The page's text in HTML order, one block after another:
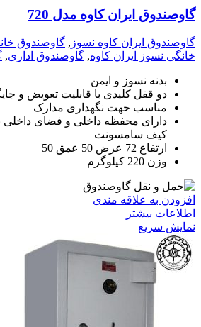
گاوصندوق ایران کاوه مدل 720
گاوصندوق ایران کاوه نسوز , گاوصندوق
خانگی نسوز ایران کاوه, گاوصندوق اداری,
بدنه نسوز و ایمن
دو قفل کلیدی با قابلیت تعویض و
مناسب حهت نگهداری مدارک
کیف سامسونت
ارتفاع 72 عرض 50 عمق 50
وزن 220 کیلوگرم
افزودن به علاقه مندی
اطلاعات بیشتر
نمایش سریع